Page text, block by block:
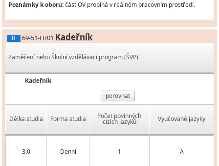
Poznámky k oboru:část OV probíhá v reálném pracovním prostředí.
H 69-51-H/01 Kadeřník
Zaměření nebo Školní vzdělávací program (ŠVP)
Kadeřník
porovnat
Délka studia Forma studia Počet povinných
cizích jazyků Vyučované jazyky
3,0 Denní 1 A